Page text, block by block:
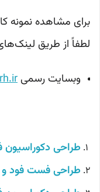
برای مشاهده نمونه
لطفاً از طریق
وبسایت رسمی
طراحی
طراحی فست فود و